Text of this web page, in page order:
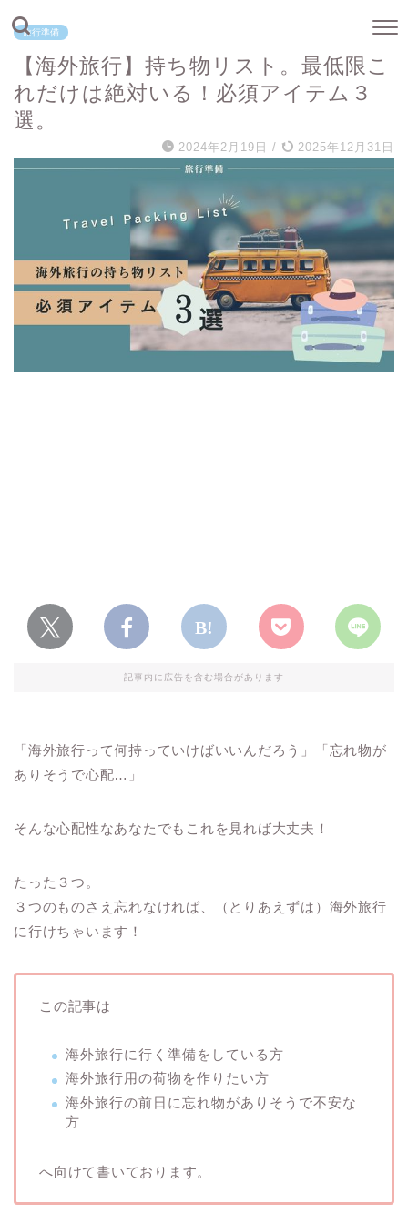
旅行準備
【海外旅行】持ち物リスト。最低限こ
れだけは絶対いる！必須アイテム３
選。
2024年2月19日 / 2025年12月31日
記事内に広告を含む場合があります
「海外旅行って何持っていけばいいんだろう」「忘れ物が
ありそうで心配…」
そんな心配性なあなたでもこれを見れば大丈夫！
たった３つ。
３つのものさえ忘れなければ、（とりあえずは）海外旅行
に行けちゃいます！
この記事は
海外旅行に行く準備をしている方
海外旅行用の荷物を作りたい方
海外旅行の前日に忘れ物がありそうで不安な
方
へ向けて書いております。